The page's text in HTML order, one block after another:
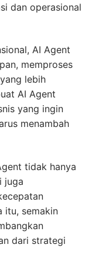
dan operasional
AI Agent
memproses
lebih
AI Agent
yang ingin
menambah
tidak hanya
juga
itu, semakin
dari strategi